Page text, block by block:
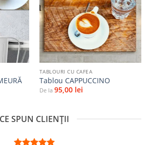
Adaugă
la
favorite
Adaugă
la
favorite
TABLOURI CU CAFEA
Tablou CAPPUCCINO
De la 95,00 lei
CE SPUN CLIENȚII